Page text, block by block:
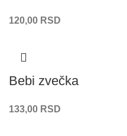
120,00 RSD
Bebi zvečka
133,00 RSD